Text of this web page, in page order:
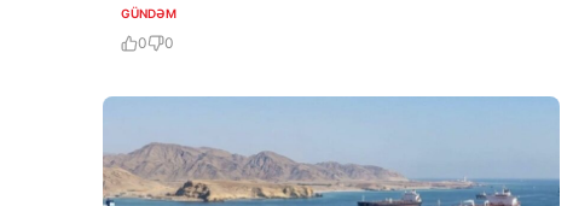
GÜNDƏM
0 0